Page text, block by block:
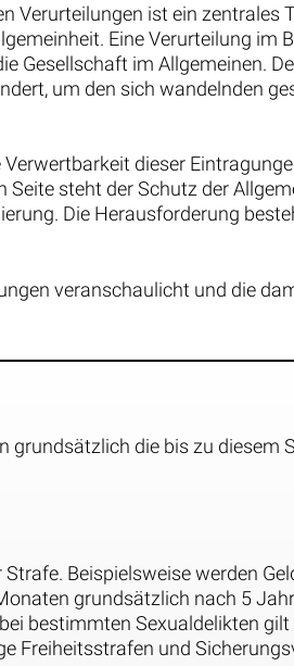
Verurteilungen ist ein
Eine Verurteilung im
Gesellschaft im Allgemeinen.
um den sich wandelnden
dieser
steht der Schutz der
Die Herausforderung
veranschaulicht und die
grundsätzlich die bis zu diesem
Beispielsweise werden
grundsätzlich nach 5
bestimmten Sexualdelikten
Freiheitsstrafen und